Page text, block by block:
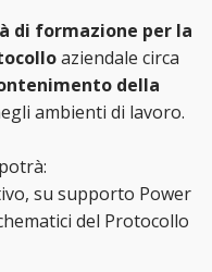
di formazione per la
aziendale circa
della
ambienti di lavoro.
su supporto Power
del Protocollo